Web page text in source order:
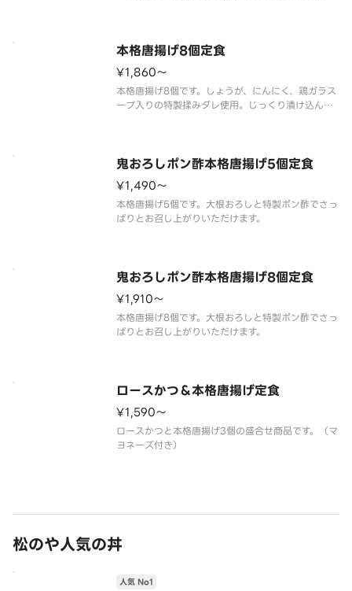
本格唐揚げ8個定食
¥1,860〜
本格唐揚げ8個です。しょうが、にんにく、鶏ガラス
ープ入りの特製揉みダレ使用。じっくり漬け込んだ
鬼おろしポン酢本格唐揚げ5個定食
¥1,490〜
本格唐揚げ5個です。大根おろしと特製ポン酢でさっ
鬼おろしポン酢本格唐揚げ8個定食
¥1,910〜
本格唐揚げ8個です。大根おろしと特製ポン酢でさっ
ロースかつ＆本格唐揚げ定食
¥1,590〜
ロースかつと本格唐揚げ3個の盛合せ商品です。（マ
松のや人気の丼
人気 No1